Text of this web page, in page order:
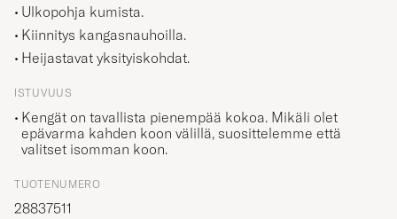
Ulkopohja kumista.
Kiinnitys kangasnauhoilla.
Heijastavat yksityiskohdat.
ISTUVUUS
Kengät on tavallista pienempää kokoa. Mikäli olet
epävarma kahden koon välillä, suosittelemme että
valitset isomman koon.
TUOTENUMERO
28837511